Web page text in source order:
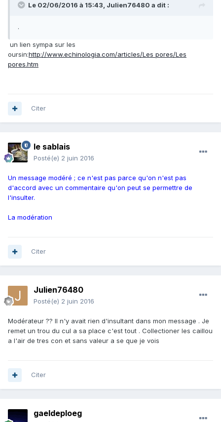
Le 02/06/2016 à 15:43, Julien76480 a dit :
.
un lien sympa sur les
oursin:http://www.echinologia.com/articles/Les pores/Les
pores.htm
Citer
le sablais
Posté(e) 2 juin 2016
Un message modéré ; ce n'est pas parce qu'on n'est pas
d'accord avec un commentaire qu'on peut se permettre de
l'insulter.
La modération
Citer
Julien76480
Posté(e) 2 juin 2016
Modérateur ?? Il n'y avait rien d'insultant dans mon message . Je
remet un trou du cul a sa place c'est tout . Collectioner les caillou
a l'air de tres con et sans valeur a se que je vois
Citer
gaeldeploeg